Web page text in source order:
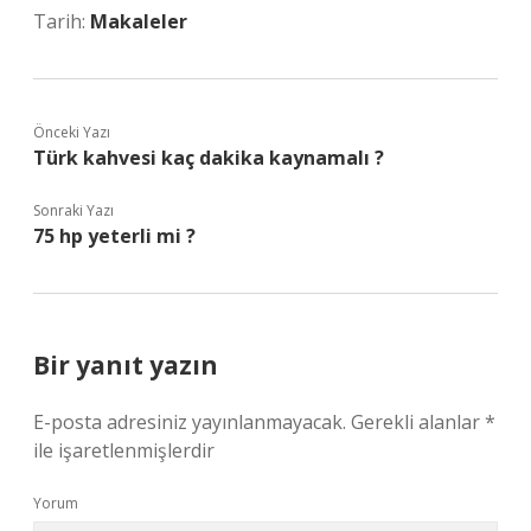
Tarih: Makaleler
Önceki Yazı
Türk kahvesi kaç dakika kaynamalı ?
Sonraki Yazı
75 hp yeterli mi ?
Bir yanıt yazın
E-posta adresiniz yayınlanmayacak. Gerekli alanlar*
ile işaretlenmişlerdir
Yorum